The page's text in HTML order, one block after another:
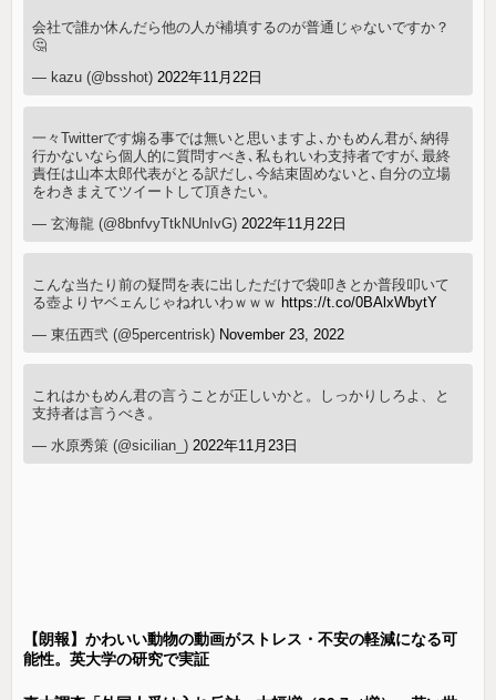
会社で誰か休んだら他の人が補填するのが普通じゃないですか？
🤔
— kazu (@bsshot) 2022年11月22日
一々Twitterです煽る事では無いと思いますよ､かもめん君が､納得
行かないなら個人的に質問すべき､私もれいわ支持者ですが､最終
責任は山本太郎代表がとる訳だし､今結束固めないと､自分の立場
をわきまえてツイートして頂きたい。
— 玄海龍 (@8bnfvyTtkNUnIvG) 2022年11月22日
こんな当たり前の疑問を表に出しただけで袋叩きとか普段叩いて
る壺よりヤベェんじゃねれいわｗｗｗ https://t.co/0BAlxWbytY
— 東伍西弐 (@5percentrisk) November 23, 2022
これはかもめん君の言うことが正しいかと。しっかりしろよ、と
支持者は言うべき。
— 水原秀策 (@sicilian_) 2022年11月23日
【朗報】かわいい動物の動画がストレス・不安の軽減になる可
能性。英大学の研究で実証